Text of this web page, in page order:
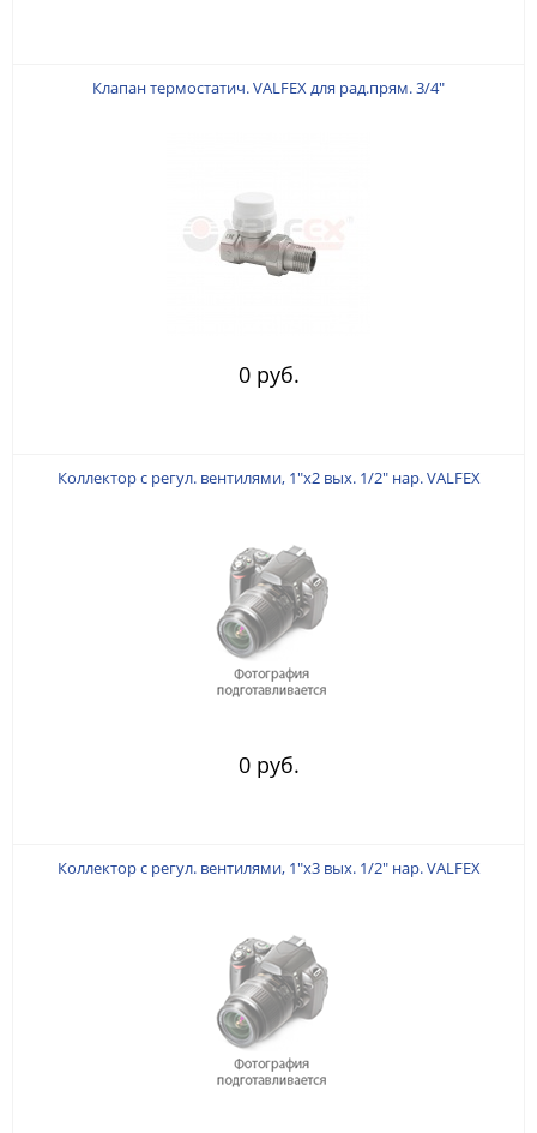
Клапан термостатич. VALFEX для рад.прям. 3/4"
0 руб.
Коллектор с регул. вентилями, 1"х2 вых. 1/2" нар. VALFEX
0 руб.
Коллектор с регул. вентилями, 1"х3 вых. 1/2" нар. VALFEX